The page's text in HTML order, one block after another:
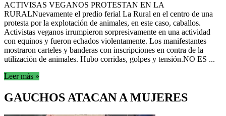
ACTIVISAS VEGANOS PROTESTAN EN LA
RURALNuevamente el predio ferial La Rural en el centro de una
protesta por la explotación de animales, en este caso, caballos.
Activistas veganos irrumpieron sorpresivamente en una actividad
con equinos y fueron echados violentamente. Los manifestantes
mostraron carteles y banderas con inscripciones en contra de la
utilización de animales. Hubo corridas, golpes y tensión.NO ES ...
Leer más »
GAUCHOS ATACAN A MUJERES